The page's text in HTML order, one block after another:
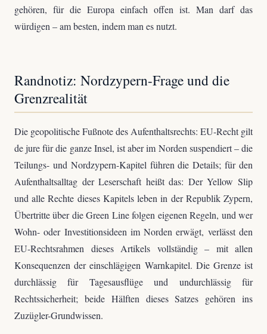
gehören, für die Europa einfach offen ist. Man darf das
würdigen – am besten, indem man es nutzt.
Randnotiz: Nordzypern-Frage und die
Grenzrealität
Die geopolitische Fußnote des Aufenthaltsrechts: EU-Recht gilt
de jure für die ganze Insel, ist aber im Norden suspendiert – die
Teilungs- und Nordzypern-Kapitel führen die Details; für den
Aufenthaltsalltag der Leserschaft heißt das: Der Yellow Slip
und alle Rechte dieses Kapitels leben in der Republik Zypern,
Übertritte über die Green Line folgen eigenen Regeln, und wer
Wohn- oder Investitionsideen im Norden erwägt, verlässt den
EU-Rechtsrahmen dieses Artikels vollständig – mit allen
Konsequenzen der einschlägigen Warnkapitel. Die Grenze ist
durchlässig für Tagesausflüge und undurchlässig für
Rechtssicherheit; beide Hälften dieses Satzes gehören ins
Zuzügler-Grundwissen.